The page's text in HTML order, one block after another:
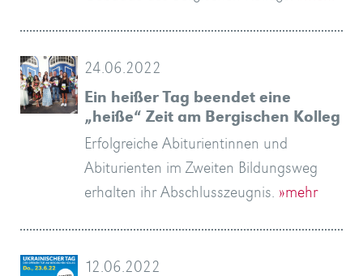
24.06.2022
Ein heißer Tag beendet eine
„heiße“ Zeit am Bergischen Kolleg
Erfolgreiche Abiturientinnen und
Abiturienten im Zweiten Bildungsweg
erhalten ihr Abschlusszeugnis. »mehr
12.06.2022